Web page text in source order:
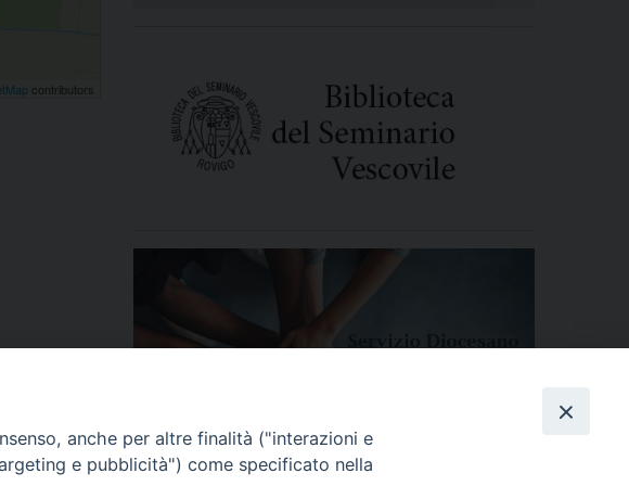
contributors
anche per altre finalità ("interazioni e
e pubblicità") come specificato nella